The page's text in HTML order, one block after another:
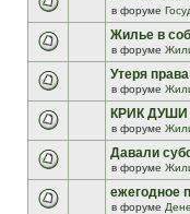
в форуме
Жилье в
в форуме
Утеря
в форуме
КРИК
в форуме
Давали
в форуме
ежегодное
в форуме